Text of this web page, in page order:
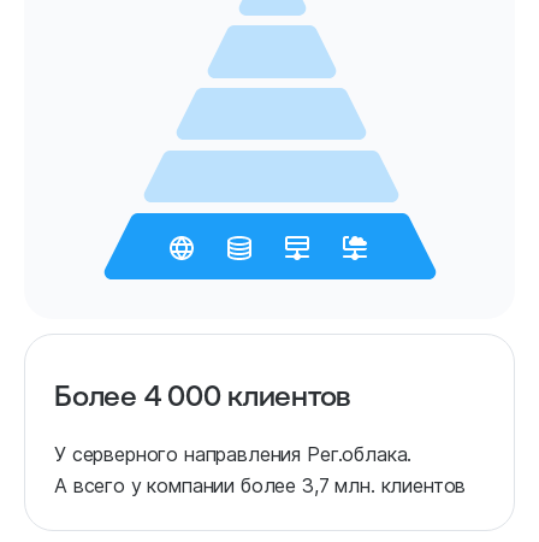
Более 4 000 клиентов
У серверного направления Рег.облака.
А всего у компании более 3,7 млн. клиентов